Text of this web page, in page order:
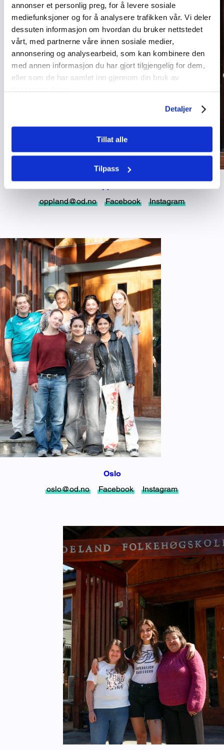
annonser et personlig preg, for å levere sosiale
mediefunksjoner og for å analysere trafikken vår. Vi deler
dessuten informasjon om hvordan du bruker nettstedet
vårt, med partnerne våre innen sosiale medier,
annonsering og analysearbeid, som kan kombinere den
med annen informasjon du har gjort tilgjengelig for dem,
eller som de har samlet inn gjennom din bruk av
Detaljer
Tillat alle
Tilpass
oppland@od.no
Facebook Instagram
Oslo
oslo@od.no
Facebook Instagram